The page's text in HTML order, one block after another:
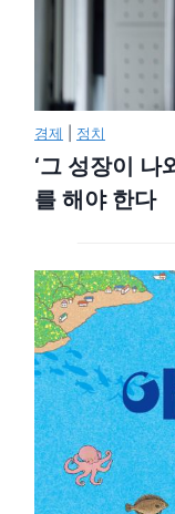
경제 정치
‘그 성장이 나
를 해야 한다